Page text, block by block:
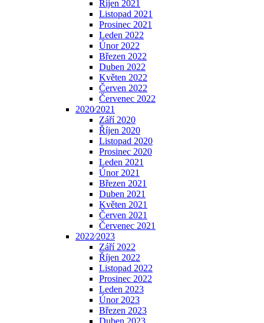
Říjen 2021
Listopad 2021
Prosinec 2021
Leden 2022
Únor 2022
Březen 2022
Duben 2022
Květen 2022
Červen 2022
Červenec 2022
2020⁄2021
Září 2020
Říjen 2020
Listopad 2020
Prosinec 2020
Leden 2021
Únor 2021
Březen 2021
Duben 2021
Květen 2021
Červen 2021
Červenec 2021
2022⁄2023
Září 2022
Říjen 2022
Listopad 2022
Prosinec 2022
Leden 2023
Únor 2023
Březen 2023
Duben 2023